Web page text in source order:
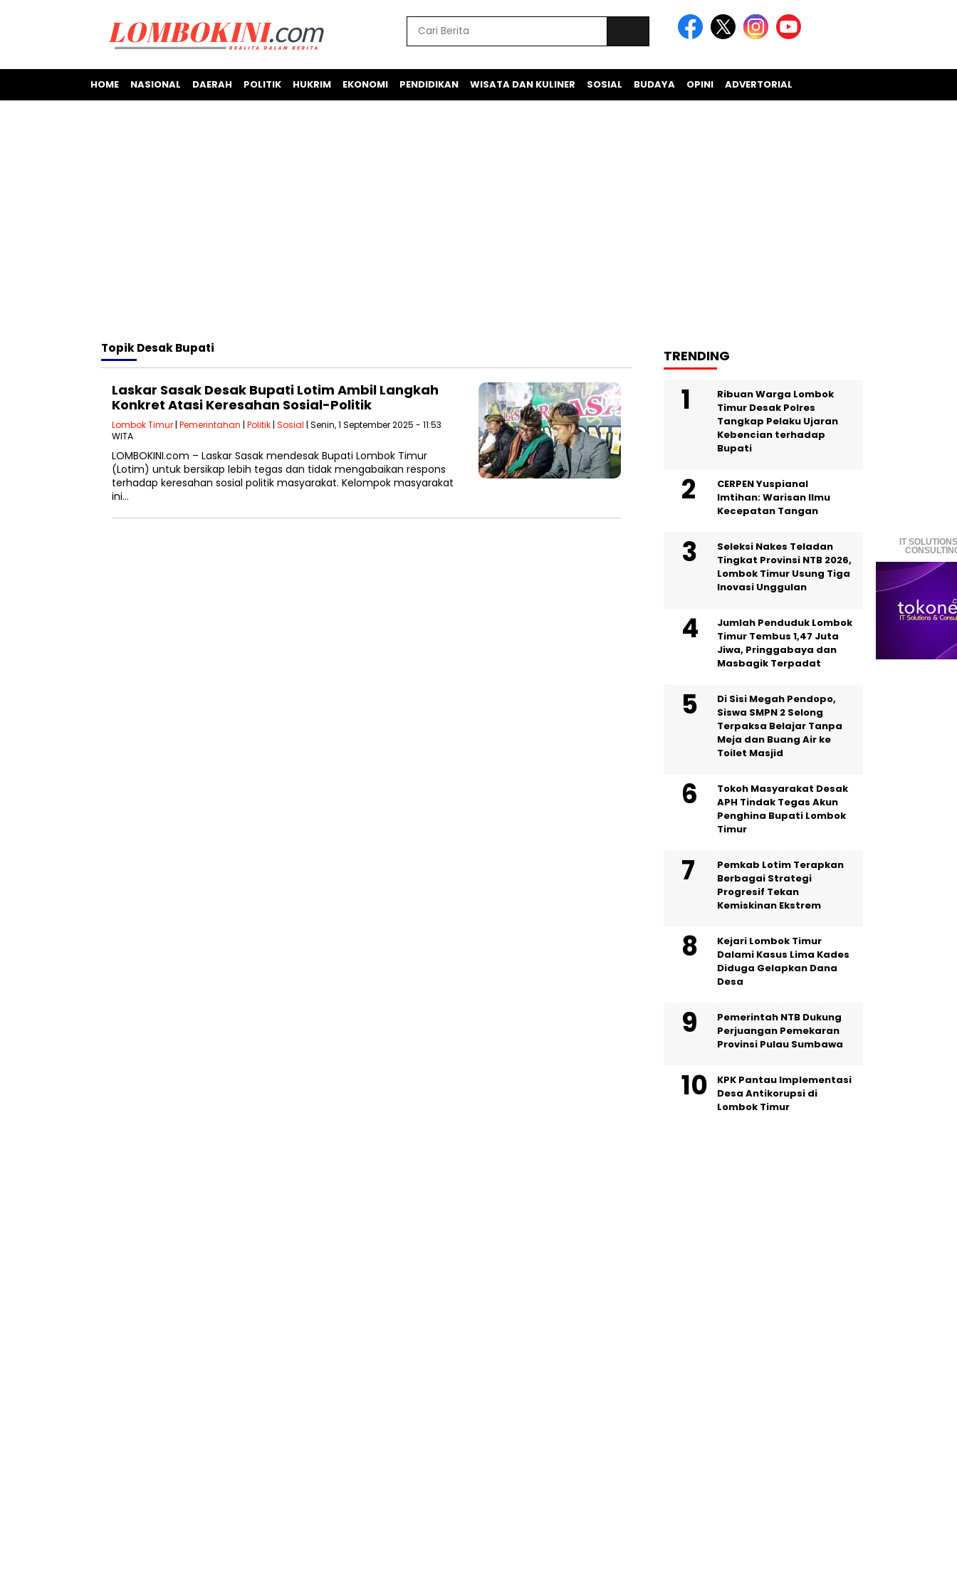
HOME NASIONAL DAERAH POLITIK HUKRIM EKONOMI PENDIDIKAN WISATA DAN KULINER SOSIAL BUDAYA OPINI ADVERTORIAL
IT
TopikDesak Bupati
Laskar Sasak Desak Bupati Lotim Ambil Langkah
Konkret Atasi Keresahan Sosial-Politik
Lombok Timur | Pemerintahan | Politik | Sosial | Senin, 1 September 2025 - 11:53
WITA
LOMBOKINI.com – Laskar Sasak mendesak Bupati Lombok Timur
(Lotim) untuk bersikap lebih tegas dan tidak mengabaikan respons
terhadap keresahan sosial politik masyarakat. Kelompok masyarakat
ini…
TRENDING
Ribuan Warga Lombok
Timur Desak Polres
Tangkap Pelaku Ujaran
Kebencian terhadap
Bupati
CERPEN Yuspianal
Imtihan: Warisan Ilmu
Kecepatan Tangan
Seleksi Nakes Teladan
Tingkat Provinsi NTB 2026,
Lombok Timur Usung Tiga
Inovasi Unggulan
Jumlah Penduduk Lombok
Timur Tembus 1,47 Juta
Jiwa, Pringgabaya dan
Masbagik Terpadat
Di Sisi Megah Pendopo,
Siswa SMPN 2 Selong
Terpaksa Belajar Tanpa
Meja dan Buang Air ke
Toilet Masjid
Tokoh Masyarakat Desak
APH Tindak Tegas Akun
Penghina Bupati Lombok
Timur
Pemkab Lotim Terapkan
Berbagai Strategi
Progresif Tekan
Kemiskinan Ekstrem
Kejari Lombok Timur
Dalami Kasus Lima Kades
Diduga Gelapkan Dana
Desa
Pemerintah NTB Dukung
Perjuangan Pemekaran
Provinsi Pulau Sumbawa
KPK Pantau Implementasi
Desa Antikorupsi di
Lombok Timur